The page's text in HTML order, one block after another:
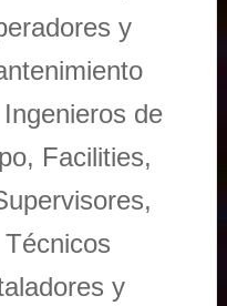
y
de
Facilities,
y